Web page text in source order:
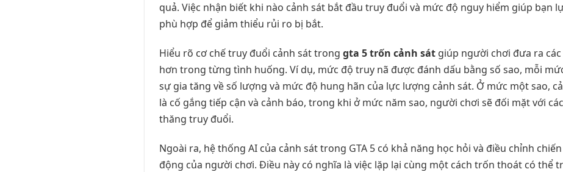
quả. Việc nhận biết khi nào cảnh sát bắt đầu truy đuổi và mức độ nguy hiểm giúp bạn
phù hợp để giảm thiểu rủi ro bị bắt.
Hiểu rõ cơ chế truy đuổi cảnh sát trong gta 5 trốn cảnh sát giúp người chơi đưa ra
hơn trong từng tình huống. Ví dụ, mức độ truy nã được đánh dấu bằng số sao, mỗi
sự gia tăng về số lượng và mức độ hung hãn của lực lượng cảnh sát. Ở mức một sao,
là cố gắng tiếp cận và cảnh báo, trong khi ở mức năm sao, người chơi sẽ đối mặt với
thăng truy đuổi.
Ngoài ra, hệ thống AI của cảnh sát trong GTA 5 có khả năng học hỏi và điều chỉnh
động của người chơi. Điều này có nghĩa là việc lặp lại cùng một cách trốn thoát có thể